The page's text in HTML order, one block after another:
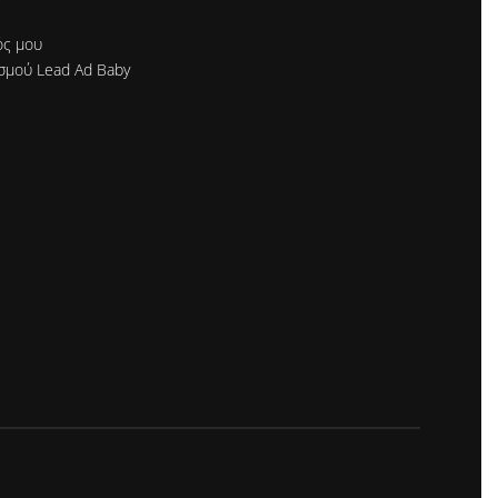
μου
Lead Ad Baby